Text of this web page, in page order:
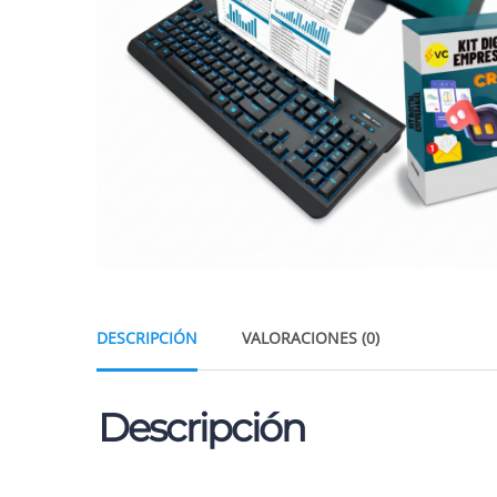
DESCRIPCIÓN VALORACIONES (0)
Descripción